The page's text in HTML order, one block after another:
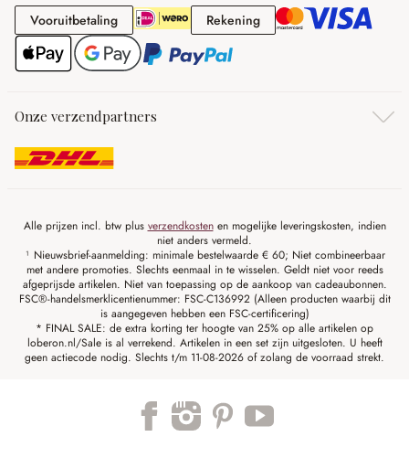
VooruitbetalingVooruitbetaling RekeningRekening
Onze verzendpartners
Alle prijzen incl. btw plus verzendkostenen mogelijke leveringskosten, indien
niet anders vermeld.
¹ Nieuwsbrief-aanmelding: minimale bestelwaarde € 60; Niet combineerbaar
met andere promoties. Slechts eenmaal in te wisselen. Geldt niet voor reeds
afgeprijsde artikelen. Niet van toepassing op de aankoop van cadeaubonnen.
FSC®-handelsmerklicentienummer: FSC-C136992 (Alleen producten waarbij dit
is aangegeven hebben een FSC-certificering)
* FINAL SALE: de extra korting ter hoogte van 25% op alle artikelen op
loberon.nl/Sale is al verrekend. Artikelen in een set zijn uitgesloten. U heeft
geen actiecode nodig. Slechts t/m 11-08-2026 of zolang de voorraad strekt.